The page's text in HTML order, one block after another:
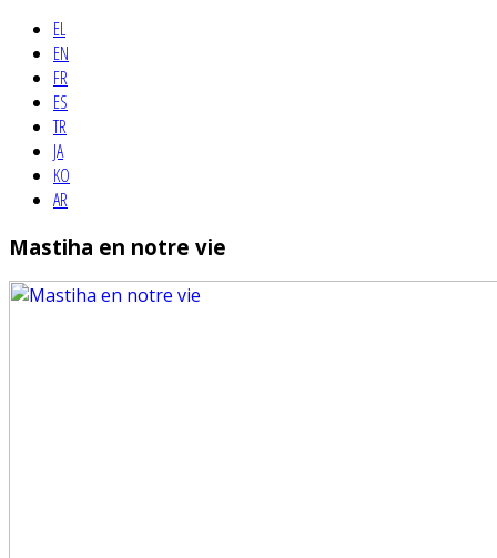
EL
EN
FR
ES
TR
JA
KO
AR
Mastiha en notre vie